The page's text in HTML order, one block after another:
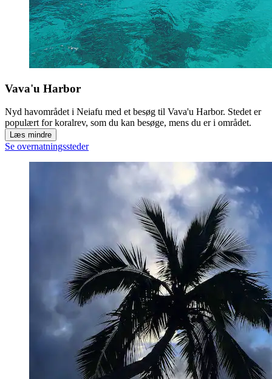
Vava'u Harbor
Nyd havområdet i Neiafu med et besøg til Vava'u Harbor. Stedet er
populært for koralrev, som du kan besøge, mens du er i området.
Læs mindre
Se overnatningssteder